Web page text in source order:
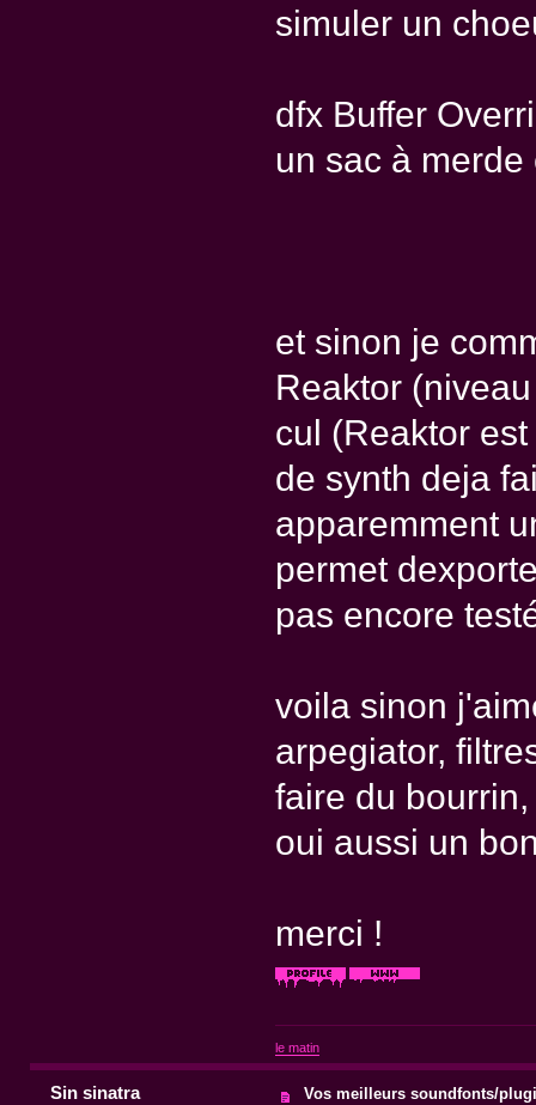
simuler un
dfx Buffer
un sac à
et sinon je
Reaktor
cul (Reaktor
de synth deja
apparemment
permet
pas encore
voila sinon
arpegiator,
faire du
oui aussi un
merci !
le matin
Sin sinatra Vos meilleurs soundfonts/